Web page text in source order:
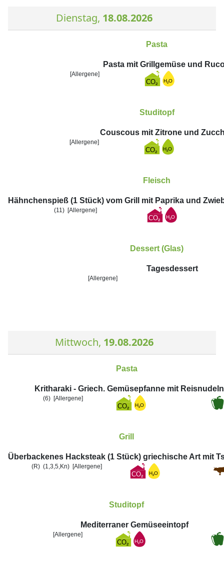
Dienstag, 18.08.2026
Pasta
Pasta mit Grillgemüse und
[Allergene]
Studitopf
Couscous mit Zitrone und
[Allergene]
Fleisch
Hähnchenspieß (1 Stück) vom Grill mit Paprika und
(11) [Allergene]
Dessert (Glas)
Tagesdessert
[Allergene]
Mittwoch, 19.08.2026
Pasta
Kritharaki - Griech. Gemüsepfanne mit Reisnudeln
(6) [Allergene]
Grill
Überbackenes Hacksteak (1 Stück) griechische Art mit
(R) (1,3,5,Kn) [Allergene]
Studitopf
Mediterraner Gemüseeintopf
[Allergene]